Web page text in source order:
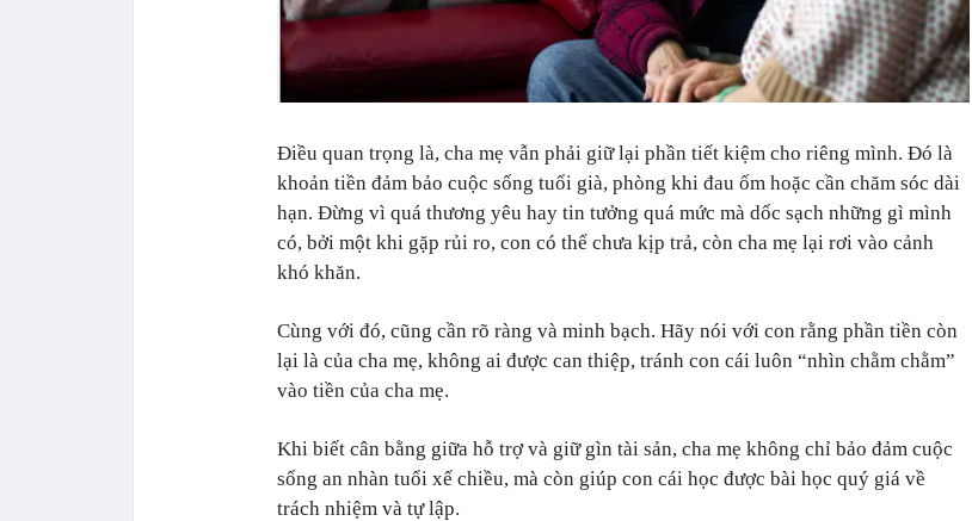
Điều quan trọng là, cha mẹ vẫn phải giữ lại phần tiết kiệm cho riêng mình. Đó là
khoản tiền đảm bảo cuộc sống tuổi già, phòng khi đau ốm hoặc cần chăm sóc dài
hạn. Đừng vì quá thương yêu hay tin tưởng quá mức mà dốc sạch những gì mình
có, bởi một khi gặp rủi ro, con có thể chưa kịp trả, còn cha mẹ lại rơi vào cảnh
khó khăn.
Cùng với đó, cũng cần rõ ràng và minh bạch. Hãy nói với con rằng phần tiền còn
lại là của cha mẹ, không ai được can thiệp, tránh con cái luôn “nhìn chằm chằm”
vào tiền của cha mẹ.
Khi biết cân bằng giữa hỗ trợ và giữ gìn tài sản, cha mẹ không chỉ bảo đảm cuộc
sống an nhàn tuổi xế chiều, mà còn giúp con cái học được bài học quý giá về
trách nhiệm và tự lập.